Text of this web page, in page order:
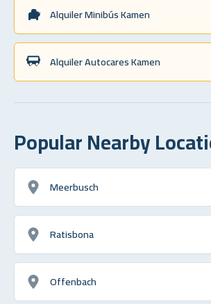
Alquiler Minibús Kamen
Alquiler Autocares Kamen
Popular Nearby
Meerbusch
Ratisbona
Offenbach